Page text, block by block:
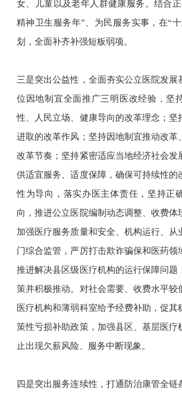
女、儿童以及老年人群健康服务。结合
精神卫生服务年”、为民服务实事，在“
划，全面补齐补强短板弱项。
三是突出公益性，全面夯实公立医院发展
位因地制宜全面推广三明医改经验，坚
性、人民立场、健康导向的改革理念；坚
进取的改革作风；坚持因地制宜推动改革
改革节奏；坚持紧密适应当地经济社会发
供适宜服务、适度保障，确保可持续性的
性为导向，落实办医主体责任，坚持正
向，推进公立医院编制动态调整、收费体
加强医疗服务质量和安全、机构运行、从
门综合监管，严厉打击欺诈骗保和医药领
推进解决县区级医疗机构的运行保障问题
策并积极推动。对社会需要、收费水平较
医疗机构和薄弱科室给予经费补助，促其
策性亏损补助政策，加强县区、基层医疗
止出现欠薪风险、服务中断现象。
四是突出服务连续性，打通防治康管全链